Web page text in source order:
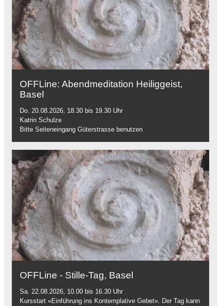
OFFLine: Abendmeditation Heiliggeist,
Basel
Do. 20.08.2026, 18.30 bis 19.30 Uhr
Katrin Schulze
Bitte Seiteneingang Güterstrasse benutzen
OFFLine - Stille-Tag, Basel
Sa. 22.08.2026, 10.00 bis 16.30 Uhr
Kursstart «Einführung ins Kontemplative Gebet». Der Tag kann